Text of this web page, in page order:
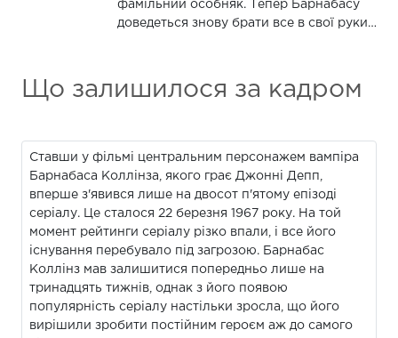
фамільний особняк. Тепер Барнабасу
доведеться знову брати все в свої руки…
Що залишилося за кадром
Ставши у фільмі центральним персонажем вампіра
Барнабаса Коллінза, якого грає Джонні Депп,
вперше з'явився лише на двосот п'ятому епізоді
серіалу. Це сталося 22 березня 1967 року. На той
момент рейтинги серіалу різко впали, і все його
існування перебувало під загрозою. Барнабас
Коллінз мав залишитися попередньо лише на
тринадцять тижнів, однак з його появою
популярність серіалу настільки зросла, що його
вирішили зробити постійним героєм аж до самого